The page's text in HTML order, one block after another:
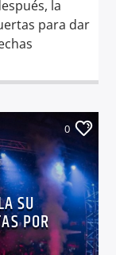
la
para dar
0
SU
POR